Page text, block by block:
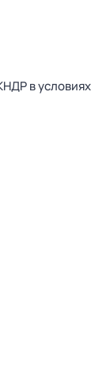
в условиях